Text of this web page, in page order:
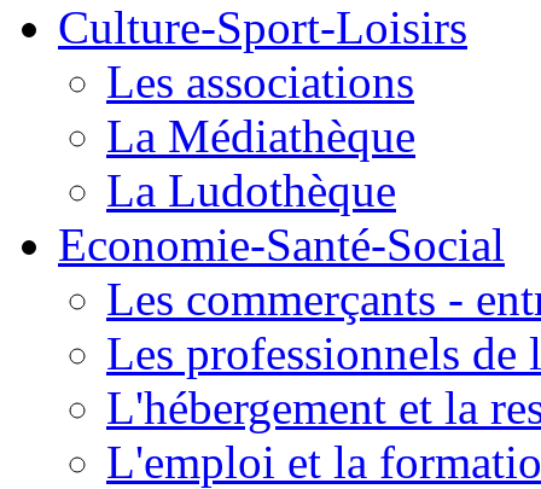
Culture-Sport-Loisirs
Les associations
La Médiathèque
La Ludothèque
Economie-Santé-Social
Les commerçants -
Les professionnels de
L'hébergement et la
L'emploi et la